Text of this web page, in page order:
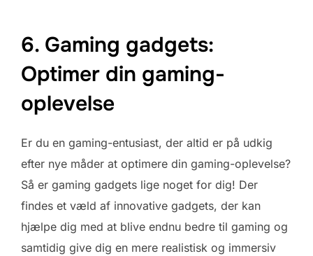
6. Gaming gadgets:
Optimer din gaming-
oplevelse
Er du en gaming-entusiast, der altid er på udkig
efter nye måder at optimere din gaming-oplevelse?
Så er gaming gadgets lige noget for dig! Der
findes et væld af innovative gadgets, der kan
hjælpe dig med at blive endnu bedre til gaming og
samtidig give dig en mere realistisk og immersiv